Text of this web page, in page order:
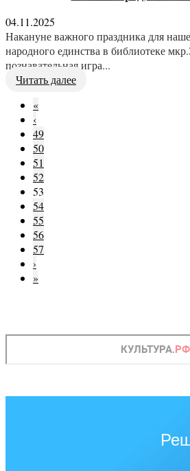
04.11.2025
Накануне важного праздника для
народного единства в библиотеке
познавательная игра...
Читать далее
«
‹
49
50
51
52
53
54
55
56
57
›
»